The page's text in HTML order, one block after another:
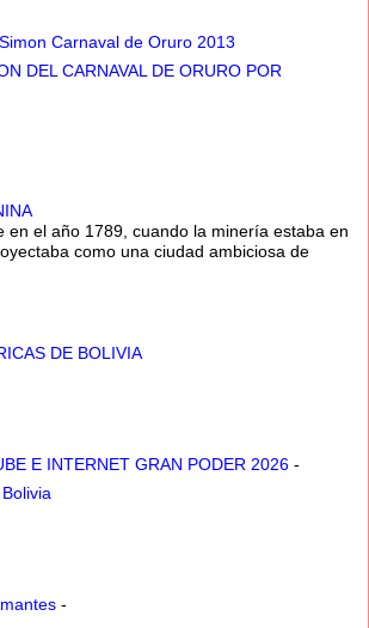
Carnaval de Oruro 2013
DEL CARNAVAL DE ORURO POR
en el año 1789, cuando la minería estaba en
como una ciudad ambiciosa de
DE BOLIVIA
E INTERNET GRAN PODER 2026 -
-